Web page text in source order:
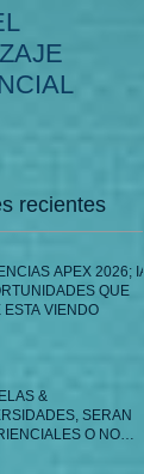
recientes
APEX 2026; IA
QUE
ESTA VIENDO
&
SERAN
O NO